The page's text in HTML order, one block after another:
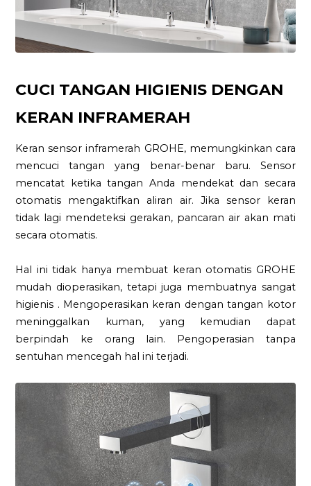
CUCI TANGAN HIGIENIS DENGAN
KERAN INFRAMERAH
Keran sensor inframerah GROHE, memungkinkan cara
mencuci tangan yang benar-benar baru. Sensor
mencatat ketika tangan Anda mendekat dan secara
otomatis mengaktifkan aliran air. Jika sensor keran
tidak lagi mendeteksi gerakan, pancaran air akan mati
secara otomatis.
Hal ini tidak hanya membuat keran otomatis GROHE
mudah dioperasikan, tetapi juga membuatnya sangat
higienis . Mengoperasikan keran dengan tangan kotor
meninggalkan kuman, yang kemudian dapat
berpindah ke orang lain. Pengoperasian tanpa
sentuhan mencegah hal ini terjadi.